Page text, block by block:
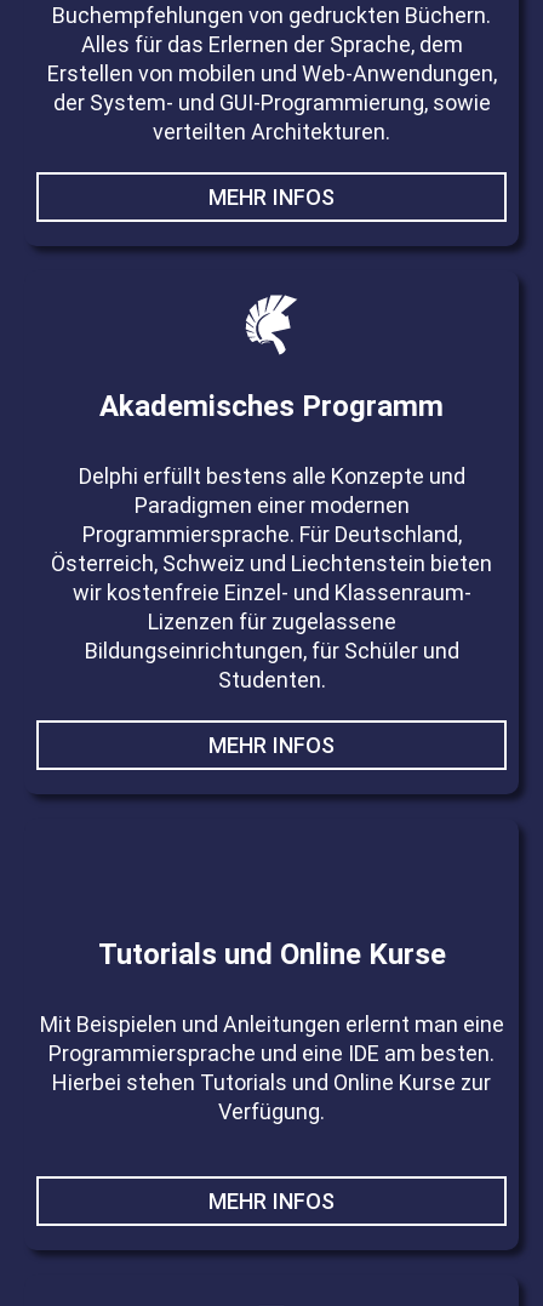
Buchempfehlungen von gedruckten Büchern.
Alles für das Erlernen der Sprache, dem
Erstellen von mobilen und Web-Anwendungen,
der System- und GUI-Programmierung, sowie
verteilten Architekturen.
MEHR INFOS
Akademisches Programm
Delphi erfüllt bestens alle Konzepte und
Paradigmen einer modernen
Programmiersprache. Für Deutschland,
Österreich, Schweiz und Liechtenstein bieten
wir kostenfreie Einzel- und Klassenraum-
Lizenzen für zugelassene
Bildungseinrichtungen, für Schüler und
Studenten.
MEHR INFOS
Tutorials und Online Kurse
Mit Beispielen und Anleitungen erlernt man eine
Programmiersprache und eine IDE am besten.
Hierbei stehen Tutorials und Online Kurse zur
Verfügung.
MEHR INFOS